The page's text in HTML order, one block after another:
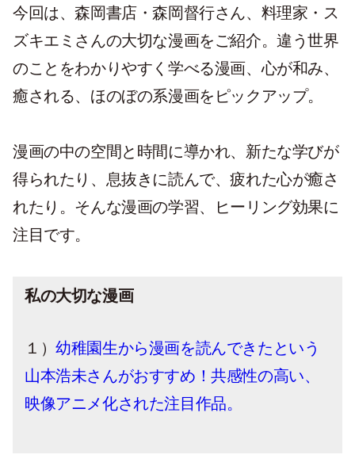
今回は、森岡書店・森岡督行さん、料理家・ス
ズキエミさんの大切な漫画をご紹介。違う世界
のことをわかりやすく学べる漫画、心が和み、
癒される、ほのぼの系漫画をピックアップ。
漫画の中の空間と時間に導かれ、新たな学びが
得られたり、息抜きに読んで、疲れた心が癒さ
れたり。そんな漫画の学習、ヒーリング効果に
注目です。
私の大切な漫画
１）幼稚園生から漫画を読んできたという
山本浩未さんがおすすめ！共感性の高い、
映像アニメ化された注目作品。